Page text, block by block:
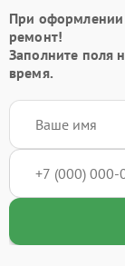
При
ремонт!
Заполните поля
время.